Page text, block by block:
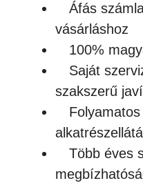
Áfás
vásárláshoz
100%
Saját
szakszerű
Több éves